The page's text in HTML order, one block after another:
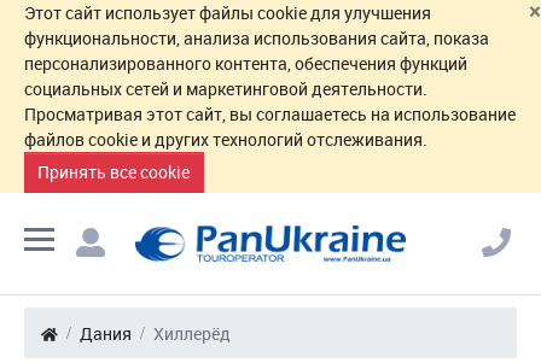
×
Этот сайт использует файлы cookie для улучшения
функциональности, анализа использования сайта, показа
персонализированного контента, обеспечения функций
социальных сетей и маркетинговой деятельности.
Просматривая этот сайт, вы соглашаетесь на использование
файлов cookie и других технологий отслеживания.
Принять все cookie
Дания Хиллерёд